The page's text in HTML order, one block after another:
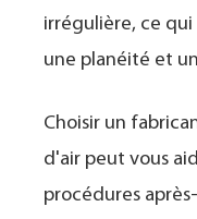
irrégulière, ce
une planéité et
Choisir un
d'air peut vous
procédures